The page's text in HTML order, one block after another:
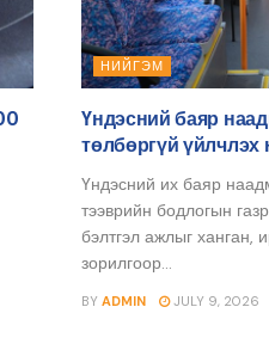
НИЙГЭМ
Үндэсний баяр
төлбөргүй үйлчлэх
Үндэсний их баяр
тээврийн бодлогын
бэлтгэл ажлыг ханган,
зорилгоор...
BY ADMIN JULY 9, 2026